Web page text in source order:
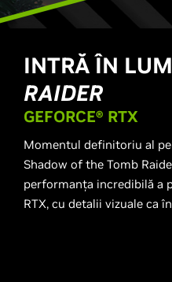
INTRĂ ÎN
RAIDER
GEFORCE® RTX
Momentul definitoriu al
Shadow of the Tomb
performanța incredibilă a
RTX, cu detalii vizuale ca